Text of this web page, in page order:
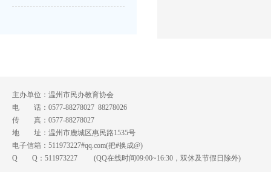
主办单位：温州市民办教育协会
电 话：0577-88278027 88278026
传 真：0577-88278027
地 址：温州市鹿城区惠民路1535号
电子信箱：511973227#qq.com(把#换成@)
Q Q： 511973227 (QQ在线时间09:00~16:30，双休及节假日除外)